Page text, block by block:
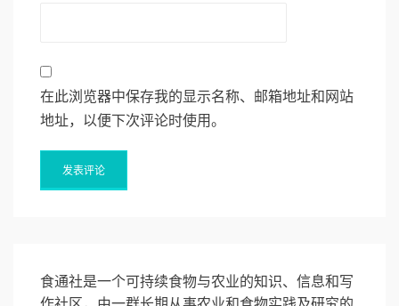
在此浏览器中保存我的显示名称、邮箱地址和网站
地址，以便下次评论时使用。
食通社是一个可持续食物与农业的知识、信息和写